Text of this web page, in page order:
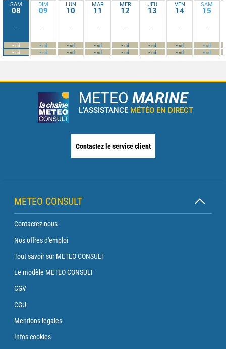
SAM
08
-
-nd
-nd
DIM
09
-
-nd
-nd
LUN
10
-
-nd
-nd
MAR
11
-
-nd
-nd
MER
12
-
-nd
-nd
JEU
13
-
-nd
-nd
VEN
14
-
-nd
-nd
SAM
15
-
-nd
-nd
METEO MARINE
L'ASSISTANCE MÉTÉO EN DIRECT
Contactez le service client
METEO CONSULT
Contactez-nous
Nos offres d'emploi
Tout savoir sur METEO CONSULT
Le modèle METEO CONSULT
CGV
CGU
Mentions légales
Infos cookies